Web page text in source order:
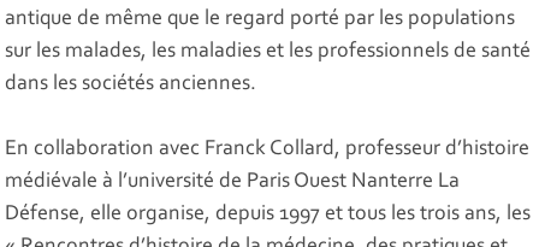
antique de même que le regard porté par les populations
sur les malades, les maladies et les professionnels de santé
dans les sociétés anciennes.
En collaboration avec Franck Collard, professeur d’histoire
médiévale à l’université de Paris Ouest Nanterre La
Défense, elle organise, depuis 1997 et tous les trois ans, les